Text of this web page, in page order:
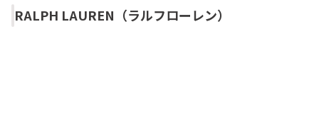
RALPH LAUREN（ラルフローレン）